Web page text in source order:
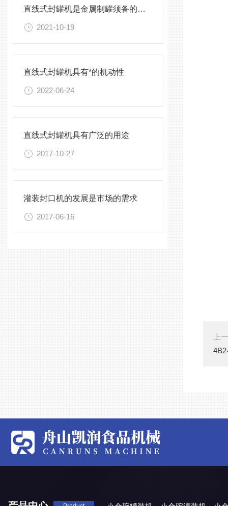
直线式封罐机是金属制罐须备的加工设备
2021-10-19
直线式封罐机具有*的机动性
2022-06-24
直线式封罐机具有广泛的用途
2017-10-27
灌装封口机的发展是市场的需求
2017-06-16
上